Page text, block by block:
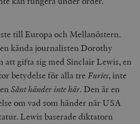
till Europa och Mellanöstern.
kända journalisten Dorothy
att gifta sig med Sinclair Lewis, en
betydelse för alla treFuries, inte
Sånt händer inte här. Den är en
om vad som händer när USA
Lewis baserade diktatorn